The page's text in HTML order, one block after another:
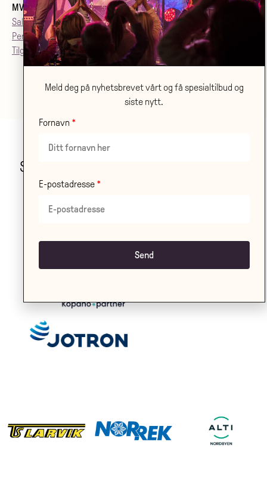
MVA : 992079142
Salgsvilkår
Personvern
Tilgjenglighetsærklæring
Stor takk til våre samarbeidspartnere!
LES OM ALLE VÅRE
Meld deg på nyhetsbrevet vårt og få spesialtilbud og
siste nytt.
Fornavn
E-postadresse